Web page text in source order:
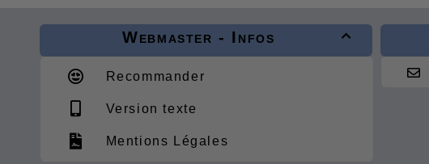

Webmaster - Infos
Recommander
Version texte
Mentions Légales